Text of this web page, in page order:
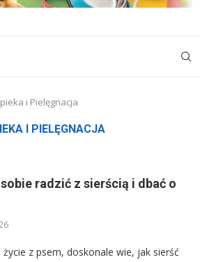
i Pielęgnacja
I PIELĘGNACJA
radzić z sierścią i dbać o
z psem, doskonale wie, jak sierść